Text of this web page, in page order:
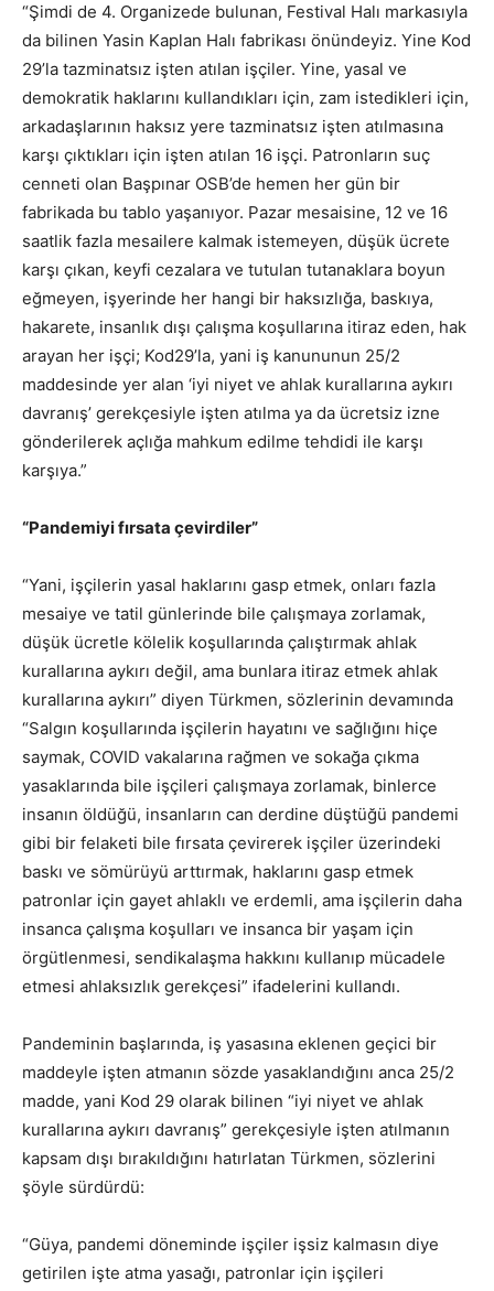
“Şimdi de 4. Organizede bulunan, Festival Halı markasıyla
da bilinen Yasin Kaplan Halı fabrikası önündeyiz. Yine Kod
29’la tazminatsız işten atılan işçiler. Yine, yasal ve
demokratik haklarını kullandıkları için, zam istedikleri için,
arkadaşlarının haksız yere tazminatsız işten atılmasına
karşı çıktıkları için işten atılan 16 işçi. Patronların suç
cenneti olan Başpınar OSB’de hemen her gün bir
fabrikada bu tablo yaşanıyor. Pazar mesaisine, 12 ve 16
saatlik fazla mesailere kalmak istemeyen, düşük ücrete
karşı çıkan, keyfi cezalara ve tutulan tutanaklara boyun
eğmeyen, işyerinde her hangi bir haksızlığa, baskıya,
hakarete, insanlık dışı çalışma koşullarına itiraz eden, hak
arayan her işçi; Kod29’la, yani iş kanununun 25/2
maddesinde yer alan ‘iyi niyet ve ahlak kurallarına aykırı
davranış’ gerekçesiyle işten atılma ya da ücretsiz izne
gönderilerek açlığa mahkum edilme tehdidi ile karşı
karşıya.”
“Pandemiyi fırsata çevirdiler”
“Yani, işçilerin yasal haklarını gasp etmek, onları fazla
mesaiye ve tatil günlerinde bile çalışmaya zorlamak,
düşük ücretle kölelik koşullarında çalıştırmak ahlak
kurallarına aykırı değil, ama bunlara itiraz etmek ahlak
kurallarına aykırı” diyen Türkmen, sözlerinin devamında
“Salgın koşullarında işçilerin hayatını ve sağlığını hiçe
saymak, COVID vakalarına rağmen ve sokağa çıkma
yasaklarında bile işçileri çalışmaya zorlamak, binlerce
insanın öldüğü, insanların can derdine düştüğü pandemi
gibi bir felaketi bile fırsata çevirerek işçiler üzerindeki
baskı ve sömürüyü arttırmak, haklarını gasp etmek
patronlar için gayet ahlaklı ve erdemli, ama işçilerin daha
insanca çalışma koşulları ve insanca bir yaşam için
örgütlenmesi, sendikalaşma hakkını kullanıp mücadele
etmesi ahlaksızlık gerekçesi” ifadelerini kullandı.
Pandeminin başlarında, iş yasasına eklenen geçici bir
maddeyle işten atmanın sözde yasaklandığını anca 25/2
madde, yani Kod 29 olarak bilinen “iyi niyet ve ahlak
kurallarına aykırı davranış” gerekçesiyle işten atılmanın
kapsam dışı bırakıldığını hatırlatan Türkmen, sözlerini
şöyle sürdürdü:
“Güya, pandemi döneminde işçiler işsiz kalmasın diye
getirilen işte atma yasağı, patronlar için işçileri